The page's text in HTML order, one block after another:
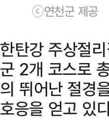
ⓒ연천군 제공
한탄강 주상절
군 2개 코스로
의 뛰어난 절경
호응을 얻고 있